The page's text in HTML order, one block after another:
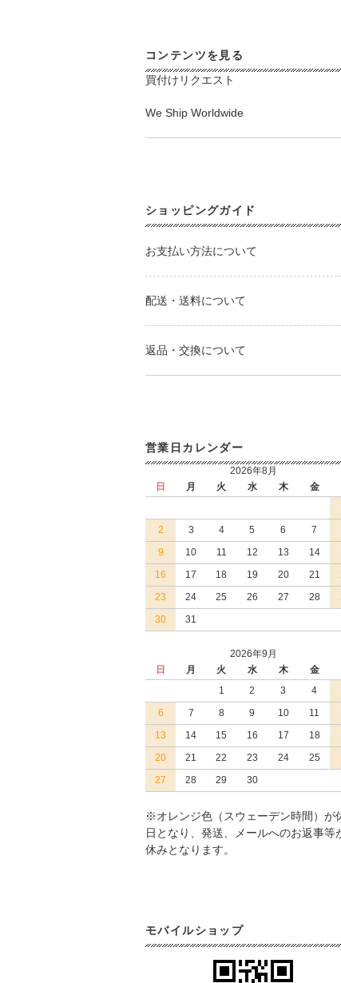
コンテンツを見る
買付けリクエスト
We Ship Worldwide
ショッピングガイド
お支払い方法について
配送・送料について
返品・交換について
営業日カレンダー
2026年8月
日
月 火 水 木 金
2
3 4 5 6 7
9
10 11 12 13 14
16
17 18 19 20 21
23
24 25 26 27 28
30
31
2026年9月
日
月 火 水 木 金
1
2 3 4
6
7 8 9 10 11
13
14 15 16 17 18
20
21 22 23 24 25
27
28 29 30
※オレンジ色（スウェーデン時間）が
日となり、発送、メールへのお返事等
休みとなります。
モバイルショップ